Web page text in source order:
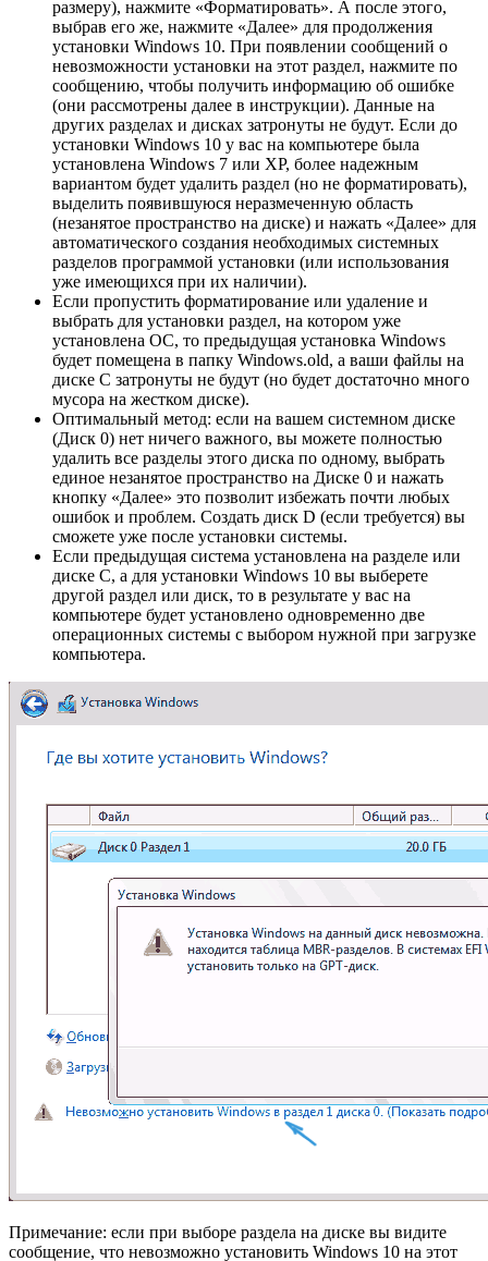
размеру), нажмите «Форматировать». А после этого,
выбрав его же, нажмите «Далее» для продолжения
установки Windows 10. При появлении сообщений о
невозможности установки на этот раздел, нажмите по
сообщению, чтобы получить информацию об ошибке
(они рассмотрены далее в инструкции). Данные на
других разделах и дисках затронуты не будут. Если до
установки Windows 10 у вас на компьютере была
установлена Windows 7 или XP, более надежным
вариантом будет удалить раздел (но не форматировать),
выделить появившуюся неразмеченную область
(незанятое пространство на диске) и нажать «Далее» для
автоматического создания необходимых системных
разделов программой установки (или использования
уже имеющихся при их наличии).
Если пропустить форматирование или удаление и
выбрать для установки раздел, на котором уже
установлена ОС, то предыдущая установка Windows
будет помещена в папку Windows.old, а ваши файлы на
диске C затронуты не будут (но будет достаточно много
мусора на жестком диске).
Оптимальный метод: если на вашем системном диске
(Диск 0) нет ничего важного, вы можете полностью
удалить все разделы этого диска по одному, выбрать
единое незанятое пространство на Диске 0 и нажать
кнопку «Далее» это позволит избежать почти любых
ошибок и проблем. Создать диск D (если требуется) вы
сможете уже после установки системы.
Если предыдущая система установлена на разделе или
диске C, а для установки Windows 10 вы выберете
другой раздел или диск, то в результате у вас на
компьютере будет установлено одновременно две
операционных системы с выбором нужной при загрузке
компьютера.
Примечание: если при выборе раздела на диске вы видите
сообщение, что невозможно установить Windows 10 на этот